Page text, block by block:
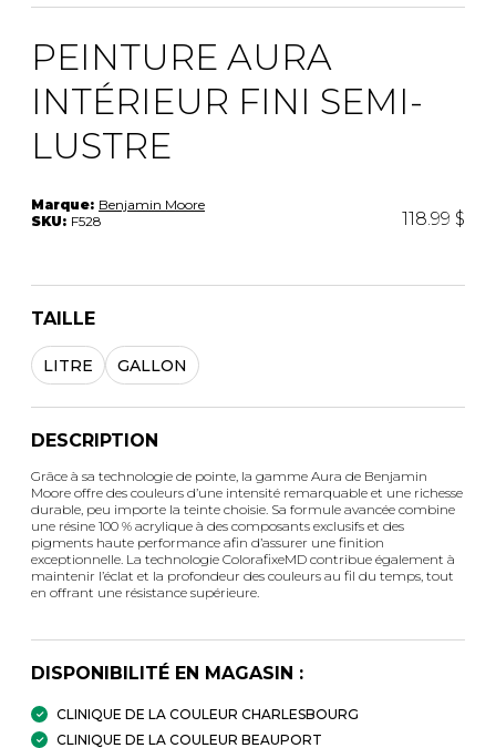
PEINTURE AURA
INTÉRIEUR FINI SEMI-
LUSTRE
Marque: Benjamin Moore
SKU: F528 118.99 $
TAILLE
LITRE GALLON
DESCRIPTION
Grâce à sa technologie de pointe, la gamme Aura de Benjamin
Moore offre des couleurs d’une intensité remarquable et une richesse
durable, peu importe la teinte choisie. Sa formule avancée combine
une résine 100 % acrylique à des composants exclusifs et des
pigments haute performance afin d’assurer une finition
exceptionnelle. La technologie ColorafixeMD contribue également à
maintenir l’éclat et la profondeur des couleurs au fil du temps, tout
en offrant une résistance supérieure.
DISPONIBILITÉ EN MAGASIN :
CLINIQUE DE LA COULEUR CHARLESBOURG
CLINIQUE DE LA COULEUR BEAUPORT